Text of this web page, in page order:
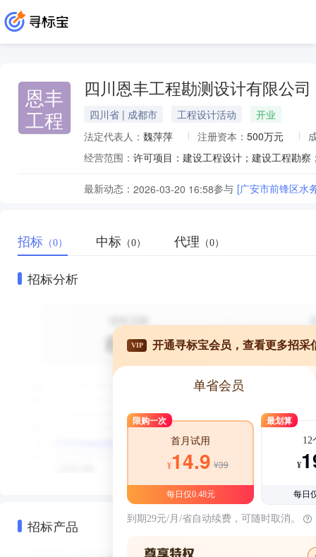
恩丰
工程
四川恩丰工程勘测设计有限公司
四川省 | 成都市 工程设计活动
开业
法定代表人： 魏萍萍 注册资本： 500万元
经营范围：
最新动态： 2026-03-20 16:58参与 [广安市前锋区水
招标 （0） 中标 （0） 代理 （0）
招标分析
招标产品
VIP 开通寻标宝会员，查看更多招采
单省会员
限购一次
首月试用
¥14.9 ¥39
每日仅0.48元
最划算
12
¥
每日
到期29元/月/省自动续费，可随时取消。